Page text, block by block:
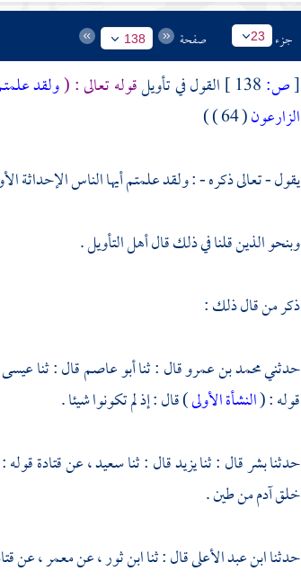
جزء 23 صفحة 138
[ص: القول في تأويلقوله تعالى : (ولقد
الزارعون( 64 ) )
يقول - تعالى ذكره - : ولقد علمتم أيها الناس الإحداثة
وبنحو الذين قلنا في ذلك قال أهل التأويل .
ذكر من قال ذلك :
حدثنيمحمد بن عمروقال : ثناأبو عاصمقال : ثنا
قوله : (النشأة الأولى) قال : إذ لم تكونوا شيئا .
حدثنابشرقال : ثنايزيدقال : ثناسعيد، عنقتادة
خلق آدم من طين .
حدثناابن عبد الأعلىقال : ثناابن ثور، عنمعمر، عن